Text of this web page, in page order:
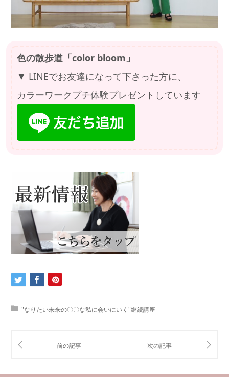
色の散歩道「color bloom」
▼ LINEでお友達になって下さった方に、
カラーワークプチ体験プレゼントしています
"なりたい未来の〇〇な私に会いにいく"継続講座